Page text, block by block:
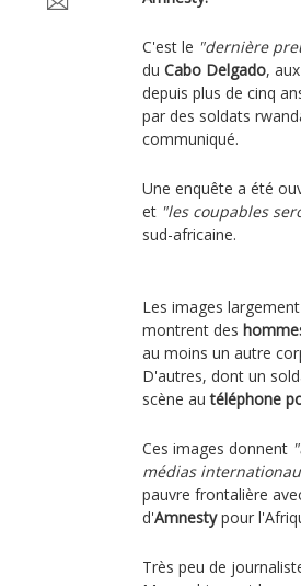
C'est le "dernière
du Cabo Delgado,
depuis plus de cinq
par des soldats
communiqué.
Une enquête a été
et "les coupables
sud-africaine.
Les images
montrent des
au moins un autre
D'autres, dont un
scène autéléphone
Ces images donnent
médias
pauvre frontalière
d'Amnestypour
Très peu de